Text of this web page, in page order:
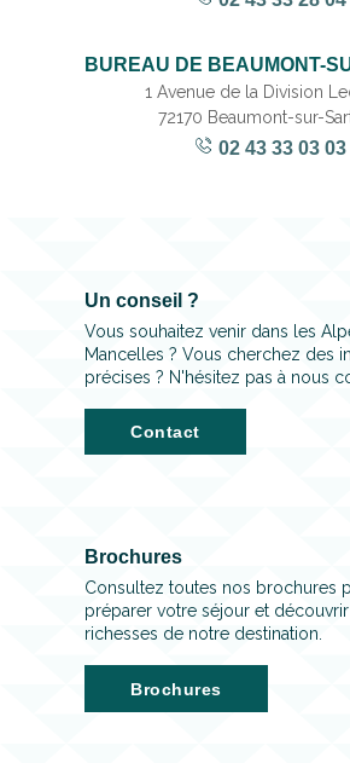
BUREAU DE BEAUMONT-
1 Avenue de la Division
72170 Beaumont-sur-
02 43 33 03 03
Un conseil ?
Vous souhaitez venir dans les
Mancelles ? Vous cherchez des
précises ? N'hésitez pas à nous
Contact
Brochures
Consultez toutes nos brochures
préparer votre séjour et
richesses de notre destination.
Brochures